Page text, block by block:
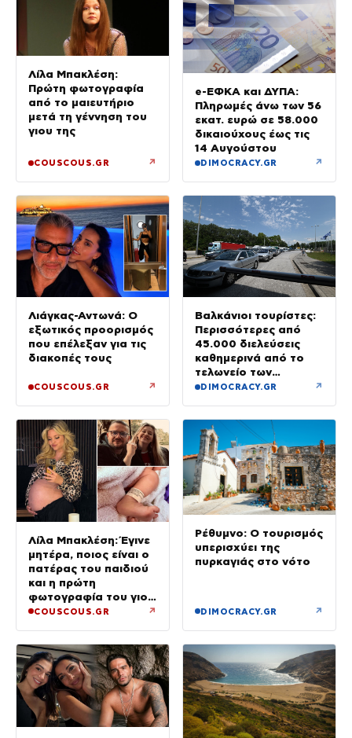
Λίλα Μπακλέση:
Πρώτη φωτογραφία
από το μαιευτήριο
μετά τη γέννηση του
γιου της
COUSCOUS.GR ↗
e-ΕΦΚΑ και ΔΥΠΑ:
Πληρωμές άνω των 56
εκατ. ευρώ σε 58.000
δικαιούχους έως τις
14 Αυγούστου
DIMOCRACY.GR ↗
Λιάγκας-Αντωνά: Ο
εξωτικός προορισμός
που επέλεξαν για τις
διακοπές τους
COUSCOUS.GR ↗
Βαλκάνιοι τουρίστες:
Περισσότερες από
45.000 διελεύσεις
καθημερινά από το
τελωνείο των
Ευζώνων
DIMOCRACY.GR ↗
Λίλα Μπακλέση: Έγινε
μητέρα, ποιος είναι ο
πατέρας του παιδιού
και η πρώτη
φωτογραφία του γιου
τους
COUSCOUS.GR ↗
Ρέθυμνο: Ο τουρισμός
υπερισχύει της
πυρκαγιάς στο νότο
DIMOCRACY.GR ↗